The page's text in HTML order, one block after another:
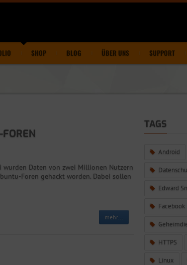
SHOP BLOG ÜBER UNS SUPPORT
Daten von zwei Millionen Nutzern
Foren gehackt worden. Dabei sollen
mehr...
TAGS
Android
Edward
Facebook
HTTPS
Linux